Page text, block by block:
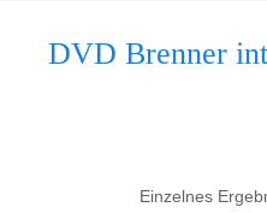
DVD Brenner
Einzelnes